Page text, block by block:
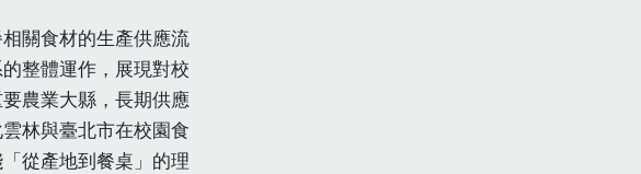
關食材的生產供應流
整體運作，展現對校
農業大縣，長期供應
林與臺北市在校園食
從產地到餐桌」的理